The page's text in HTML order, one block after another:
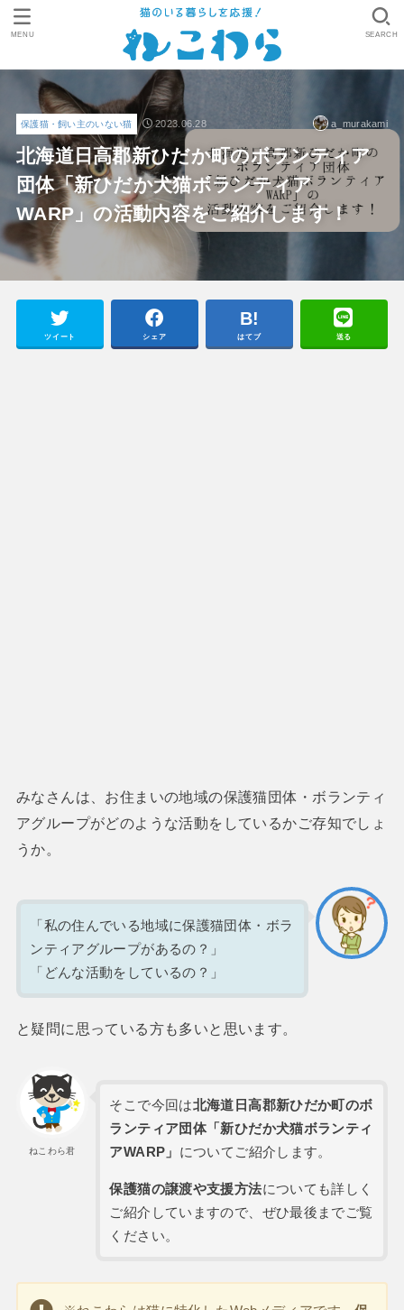
SEARCH
MENU
保護猫・飼い主のいない猫 2023.06.28 a_murakami
北海道日高郡新ひだか町のボランティア
団体「新ひだか犬猫ボランティア
WARP」の活動内容をご紹介します！
ツイート シェア はてブ 送る
みなさんは、お住まいの地域の保護猫団体・ボランティ
アグループがどのような活動をしているかご存知でしょ
うか。
「私の住んでいる地域に保護猫団体・ボラ
ンティアグループがあるの？」
「どんな活動をしているの？」
と疑問に思っている方も多いと思います。
ねこわら君
そこで今回は北海道日高郡新ひだか町のボ
ランティア団体「新ひだか犬猫ボランティ
アWARP」 についてご紹介します。
保護猫の譲渡や支援方法についても詳しく
ご紹介していますので、ぜひ最後までご覧
ください。